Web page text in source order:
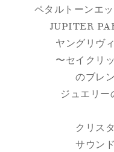
ペタルトーンエ
JUPITER
ヤングリヴ
〜セイクリ
のブレ
ジュエリー
クリス
サウン